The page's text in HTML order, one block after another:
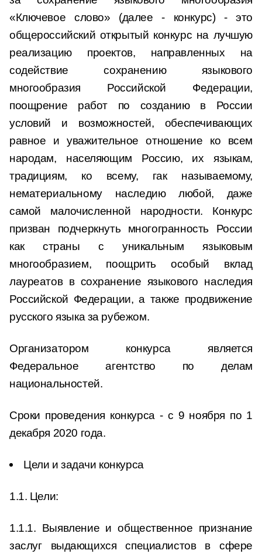
«Ключевое слово» (далее - конкурс) - это
общероссийский открытый конкурс на лучшую
реализацию проектов, направленных на
содействие сохранению языкового
многообразия Российской Федерации,
поощрение работ по созданию в России
условий и возможностей, обеспечивающих
равное и уважительное отношение ко всем
народам, населяющим Россию, их языкам,
традициям, ко всему, гак называемому,
нематериальному наследию любой, даже
самой малочисленной народности. Конкурс
призван подчеркнуть многогранность России
как страны с уникальным языковым
многообразием, поощрить особый вклад
лауреатов в сохранение языкового наследия
Российской Федерации, а также продвижение
русского языка за рубежом.
Организатором конкурса является
Федеральное агентство по делам
национальностей.
Сроки проведения конкурса - с 9 ноября по 1
декабря 2020 года.
Цели и задачи конкурса
1.1. Цели:
1.1.1. Выявление и общественное признание
заслуг выдающихся специалистов в сфере